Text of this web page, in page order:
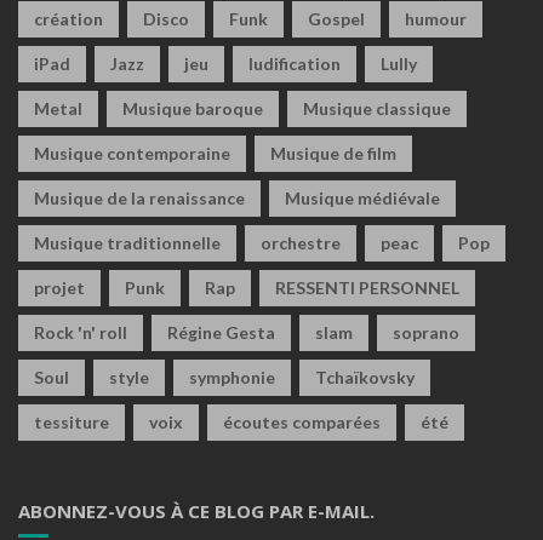
création Disco Funk Gospel humour
iPad Jazz jeu ludification Lully
Metal Musique baroque Musique classique
Musique contemporaine Musique de film
Musique de la renaissance Musique médiévale
Musique traditionnelle orchestre peac Pop
projet Punk Rap RESSENTI PERSONNEL
Rock 'n' roll Régine Gesta slam soprano
Soul style symphonie Tchaïkovsky
tessiture voix écoutes comparées été
ABONNEZ-VOUS À CE BLOG PAR E-MAIL.